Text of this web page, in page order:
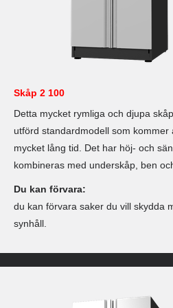
Skåp 2 100
Detta mycket rymliga och djupa
utförd standardmodell som kommer
mycket lång tid. Det har höj- och
kombineras med underskåp, ben
Du kan förvara:
du kan förvara saker du vill skydda
synhåll.